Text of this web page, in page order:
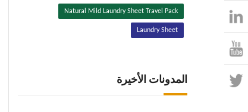
Natural Mild Laundry Sheet Travel Pack
Laundry Sheet
المدونات الأخيرة